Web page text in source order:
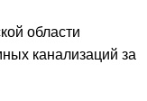
области
канализаций за